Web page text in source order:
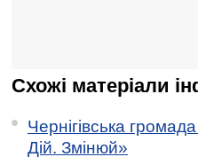
Схожі матеріали
Чернігівська
Дій. Змінюй»